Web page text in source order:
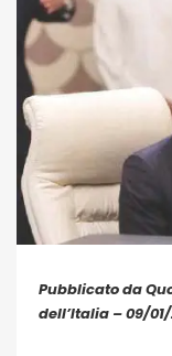
Pubblicato da
dell’Italia – 09/